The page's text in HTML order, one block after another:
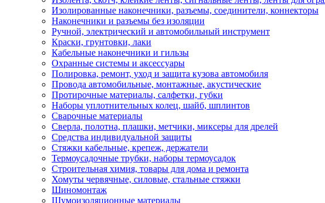
Изолированные наконечники, разъемы, соединители, коннекторы
Наконечники и разъемы без изоляции
Ручной, электрический и автомобильный инструмент
Краски, грунтовки, лаки
Кабельные наконечники и гильзы
Охранные системы и аксессуары
Полировка, ремонт, уход и защита кузова автомобиля
Провода автомобильные, монтажные, акустические
Протирочные материалы, салфетки, губки
Наборы уплотнительных колец, шайб, шплинтов
Сварочные материалы
Сверла, полотна, плашки, метчики, миксеры для дрелей
Средства индивидуальной защиты
Стяжки кабельные, крепеж, держатели
Термоусадочные трубки, наборы термоусадок
Строительная химия, товары для дома и ремонта
Хомуты червячные, силовые, стальные стяжки
Шиномонтаж
Шумоизоляционные материалы